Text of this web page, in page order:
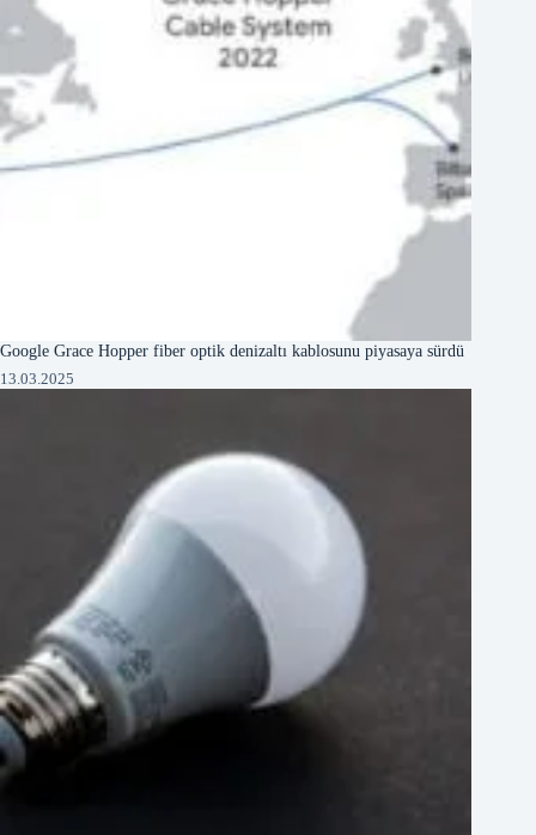
Google Grace Hopper fiber optik denizaltı kablosunu piyasaya sürdü
13.03.2025